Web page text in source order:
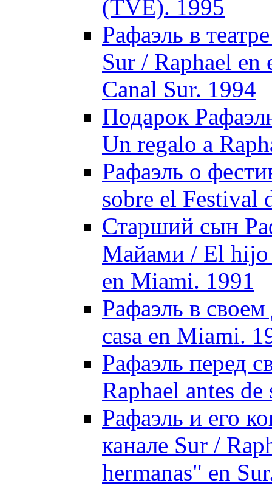
(TVE). 1995
Рафаэль в
Sur / Raphael
Canal Sur. 1994
Подарок
Un regalo a
Рафаэль о
sobre el Festival
Старший сын
Майами / El hijo
en Miami. 1991
Рафаэль в
casa en Miami.
Рафаэль перед
Raphael antes
Рафаэль и его
канале Sur /
hermanas" en